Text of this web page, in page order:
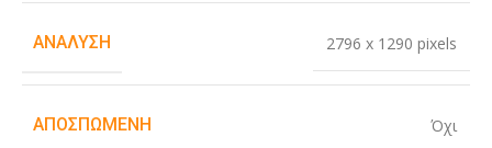
ΑΝΆΛΥΣΗ 2796 x 1290 pixels
ΑΠΟΣΠΏΜΕΝΗ Όχι